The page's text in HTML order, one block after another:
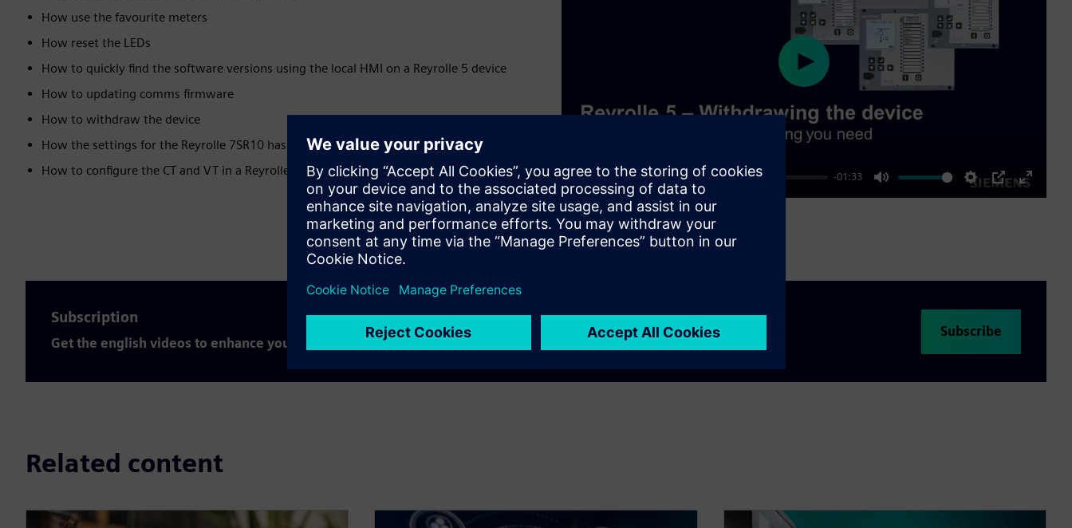
How use the favourite meters
How reset the LEDs
How to quickly find the software versions using the local HMI on a Reyrolle 5 device
How to updating comms firmware
How to withdraw the device
How the settings for the Reyrolle 7SR10 has to be done
How to configure the CT and VT in a Reyrolle 7SR10 device
Play
-01:33
Mute Settings
PIP
Enter
Play
Subscription
Get the english videos to enhance your expertise
Subscribe
Related content